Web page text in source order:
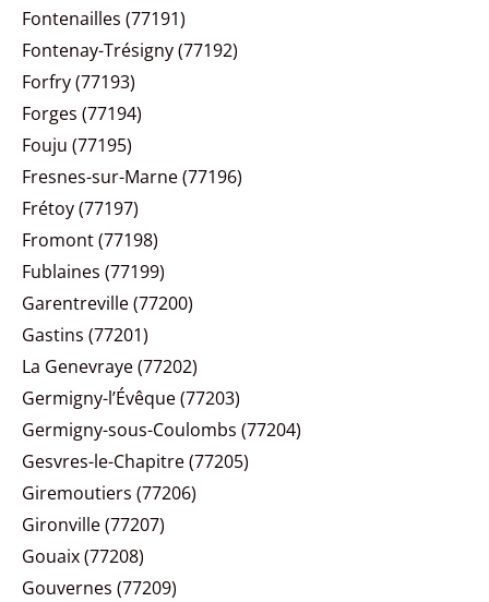
Fontenailles (77191)
Fontenay-Trésigny (77192)
Forfry (77193)
Forges (77194)
Fouju (77195)
Fresnes-sur-Marne (77196)
Frétoy (77197)
Fromont (77198)
Fublaines (77199)
Garentreville (77200)
Gastins (77201)
La Genevraye (77202)
Germigny-l’Évêque (77203)
Germigny-sous-Coulombs (77204)
Gesvres-le-Chapitre (77205)
Giremoutiers (77206)
Gironville (77207)
Gouaix (77208)
Gouvernes (77209)